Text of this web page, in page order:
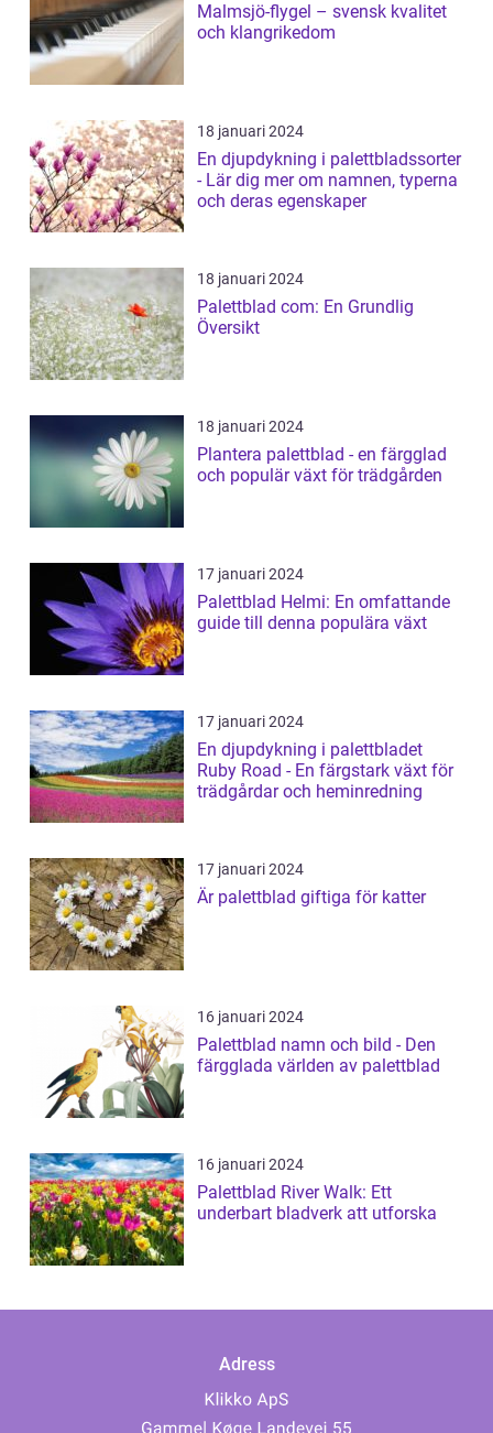
Malmsjö-flygel – svensk kvalitet
och klangrikedom
18 januari 2024
En djupdykning i palettbladssorter
- Lär dig mer om namnen, typerna
och deras egenskaper
18 januari 2024
Palettblad com: En Grundlig
Översikt
18 januari 2024
Plantera palettblad - en färgglad
och populär växt för trädgården
17 januari 2024
Palettblad Helmi: En omfattande
guide till denna populära växt
17 januari 2024
En djupdykning i palettbladet
Ruby Road - En färgstark växt för
trädgårdar och heminredning
17 januari 2024
Är palettblad giftiga för katter
16 januari 2024
Palettblad namn och bild - Den
färgglada världen av palettblad
16 januari 2024
Palettblad River Walk: Ett
underbart bladverk att utforska
Adress